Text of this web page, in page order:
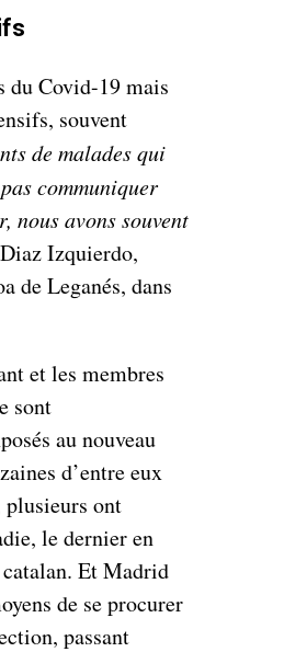
du Covid-19 mais
souvent
de malades qui
communiquer
nous avons souvent
Izquierdo,
de Leganés, dans
et les membres
sont
au nouveau
d’entre eux
plusieurs ont
le dernier en
Et Madrid
de se procurer
passant